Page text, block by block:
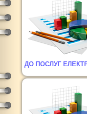
ДО ПОСЛУГ